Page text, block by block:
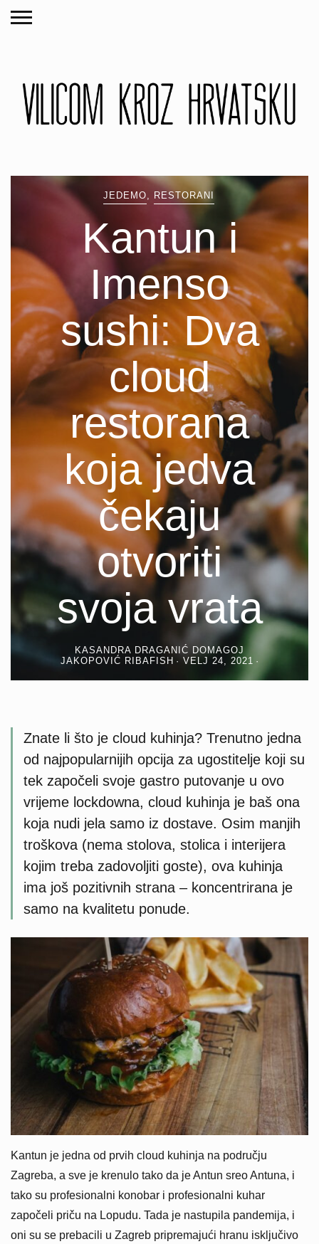
JEDEMO RESTORANI
Kantun i
Imenso
sushi: Dva
cloud
restorana
koja jedva
čekaju
otvoriti
svoja vrata
KASANDRA DRAGANIĆ DOMAGOJ
JAKOPOVIĆ RIBAFISH
VELJ 24, 2021
Znate li što je cloud kuhinja? Trenutno jedna
od najpopularnijih opcija za ugostitelje koji su
tek započeli svoje gastro putovanje u ovo
vrijeme lockdowna, cloud kuhinja je baš ona
koja nudi jela samo iz dostave. Osim manjih
troškova (nema stolova, stolica i interijera
kojim treba zadovoljiti goste), ova kuhinja
ima još pozitivnih strana – koncentrirana je
samo na kvalitetu ponude.
Kantun je jedna od prvih cloud kuhinja na području
Zagreba, a sve je krenulo tako da je Antun sreo Antuna, i
tako su profesionalni konobar i profesionalni kuhar
započeli priču na Lopudu. Tada je nastupila pandemija, i
oni su se prebacili u Zagreb pripremajući hranu isključivo